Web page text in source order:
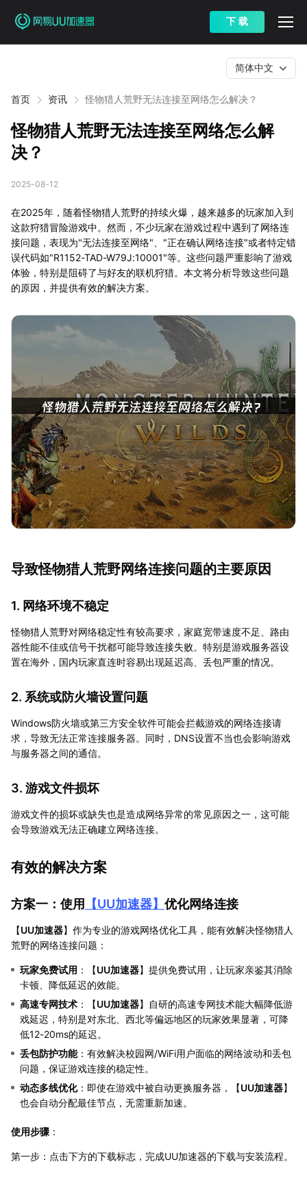
下 载
首页 资讯 怪物猎人荒野无法连接至网络怎么解决？
简体中文
怪物猎人荒野无法连接至网络怎么解
决？
2025-08-12
在2025年，随着怪物猎人荒野的持续火爆，越来越多的玩家加入到
这款狩猎冒险游戏中。然而，不少玩家在游戏过程中遇到了网络连
接问题，表现为"无法连接至网络"、"正在确认网络连接"或者特定错
误代码如"R1152-TAD-W79J:10001"等。这些问题严重影响了游戏
体验，特别是阻碍了与好友的联机狩猎。本文将分析导致这些问题
的原因，并提供有效的解决方案。
导致怪物猎人荒野网络连接问题的主要原因
1. 网络环境不稳定
怪物猎人荒野对网络稳定性有较高要求，家庭宽带速度不足、路由
器性能不佳或信号干扰都可能导致连接失败。特别是游戏服务器设
置在海外，国内玩家直连时容易出现延迟高、丢包严重的情况。
2. 系统或防火墙设置问题
Windows防火墙或第三方安全软件可能会拦截游戏的网络连接请
求，导致无法正常连接服务器。同时，DNS设置不当也会影响游戏
与服务器之间的通信。
3. 游戏文件损坏
游戏文件的损坏或缺失也是造成网络异常的常见原因之一，这可能
会导致游戏无法正确建立网络连接。
有效的解决方案
方案一：使用 【UU加速器】 优化网络连接
【UU加速器】作为专业的游戏网络优化工具，能有效解决怪物猎人
荒野的网络连接问题：
玩家免费试用 ：【UU加速器】提供免费试用，让玩家亲鉴其消除
卡顿、降低延迟的效能。
高速专网技术 ：【UU加速器】自研的高速专网技术能大幅降低游
戏延迟，特别是对东北、西北等偏远地区的玩家效果显著，可降
低12-20ms的延迟。
丢包防护功能：有效解决校园网/WiFi用户面临的网络波动和丢包
问题，保证游戏连接的稳定性。
动态多线优化：即使在游戏中被自动更换服务器，【UU加速器】
也会自动分配最佳节点，无需重新加速。
使用步骤 ：
第一步：点击下方的下载标志，完成UU加速器的下载与安装流程。